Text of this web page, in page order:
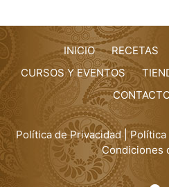
INICIO RECETAS
CURSOS Y EVENTOS
Política de Privacidad|Política
Condiciones